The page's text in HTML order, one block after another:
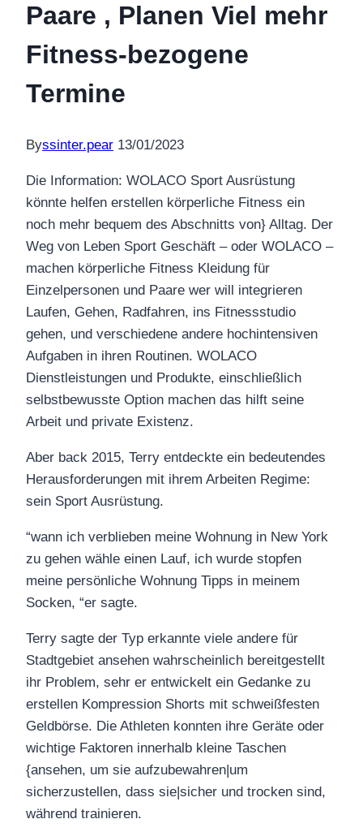
Paare , Planen Viel mehr
Fitness-bezogene
Termine
Byssinter.pear 13/01/2023
Die Information: WOLACO Sport Ausrüstung
könnte helfen erstellen körperliche Fitness ein
noch mehr bequem des Abschnitts von} Alltag. Der
Weg von Leben Sport Geschäft – oder WOLACO –
machen körperliche Fitness Kleidung für
Einzelpersonen und Paare wer will integrieren
Laufen, Gehen, Radfahren, ins Fitnessstudio
gehen, und verschiedene andere hochintensiven
Aufgaben in ihren Routinen. WOLACO
Dienstleistungen und Produkte, einschließlich
selbstbewusste Option machen das hilft seine
Arbeit und private Existenz.
Aber back 2015, Terry entdeckte ein bedeutendes
Herausforderungen mit ihrem Arbeiten Regime:
sein Sport Ausrüstung.
“wann ich verblieben meine Wohnung in New York
zu gehen wähle einen Lauf, ich wurde stopfen
meine persönliche Wohnung Tipps in meinem
Socken, “er sagte.
Terry sagte der Typ erkannte viele andere für
Stadtgebiet ansehen wahrscheinlich bereitgestellt
ihr Problem, sehr er entwickelt ein Gedanke zu
erstellen Kompression Shorts mit schweißfesten
Geldbörse. Die Athleten konnten ihre Geräte oder
wichtige Faktoren innerhalb kleine Taschen
{ansehen, um sie aufzubewahren|um
sicherzustellen, dass sie|sicher und trocken sind,
während trainieren.